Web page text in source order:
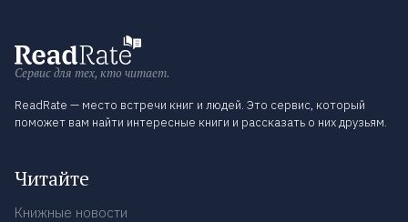
Сервис для тех, кто читает.
ReadRate — место встречи книг и людей. Это сервис, который
поможет вам найти интересные книги и рассказать о них друзьям.
Читайте
Книжные новости